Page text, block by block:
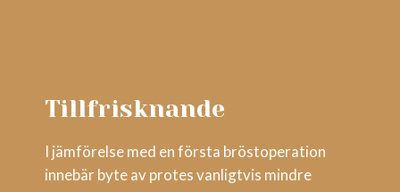
Tillfrisknande
I jämförelse med en första bröstoperation
innebär byte av protes vanligtvis mindre